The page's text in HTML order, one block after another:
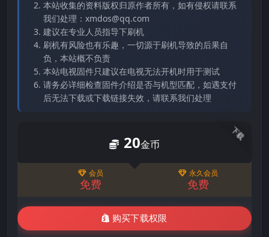
本站收集的资料版权归原作者所有，如有侵权请联系
我们处理：xmdos@qq.com
建议在专业人员指导下刷机
刷机有风险也有乐趣，一切源于刷机导致的后果自
负，本站概不负责
本站电视固件只建议在电视无法开机时用于测试
请务必详细检查固件介绍是否与机型匹配，如遇支付
后无法下载或下载链接失效，请联系我们处理
下载
20金币
会员
免费
永久会员
免费
购买下载权限